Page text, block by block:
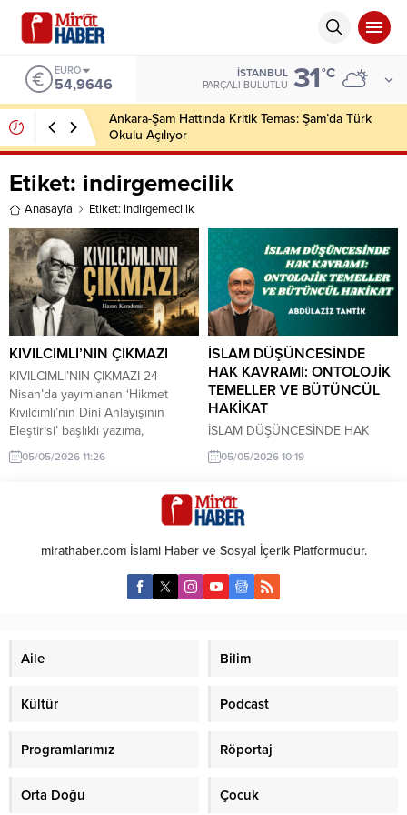
EURO
54,9646
İSTANBUL
PARÇALI BULUTLU 31°C
Ankara-Şam Hattında Kritik Temas: Şam’da Türk
Okulu Açılıyor
Etiket: indirgemecilik
Anasayfa Etiket: indirgemecilik
KIVILCIMLI’NIN ÇIKMAZI
KIVILCIMLI’NIN ÇIKMAZI 24
Nisan’da yayımlanan ‘Hikmet
Kıvılcımlı’nın Dini Anlayışının
Eleştirisi’ başlıklı yazıma,
Aydınlık’tan Mirza Çelik’in getirdiği
eleştirilere burada cevap
maddeden” koparmanın dine
zarar verdiğini iddia etmektedir.
Elbette, İslâm’ın “maddeden
koparılması” düşünülemez; zira
05/05/2026 11:26
İSLAM DÜŞÜNCESİNDE
HAK KAVRAMI: ONTOLOJİK
TEMELLER VE BÜTÜNCÜL
HAKİKAT
İSLAM DÜŞÜNCESİNDE HAK
KAVRAMI: ONTOLOJİK
TEMELLER VE BÜTÜNCÜL
Merkezinde Bir Kavram Olarak
Hak Hak kavramı, Kuran-ı
Kerim’de en sık zikredilen ve
İslam düşünce atlasının
merkezinde yer alan
kavramlardan biridir. Kur’an’da bu
vurgulamak için kullanılır. Ancak
05/05/2026 10:19
mirathaber.com İslami Haber ve Sosyal İçerik Platformudur.
Aile Bilim
Kültür Podcast
Programlarımız Röportaj
Orta Doğu Çocuk